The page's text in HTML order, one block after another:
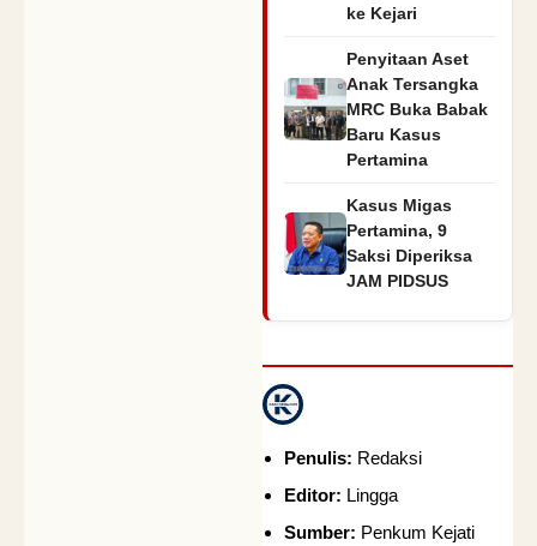
ke Kejari
Penyitaan Aset
Anak Tersangka
MRC Buka Babak
Baru Kasus
Pertamina
Kasus Migas
Pertamina, 9
Saksi Diperiksa
JAM PIDSUS
Penulis: Redaksi
Editor: Lingga
Sumber: Penkum Kejati